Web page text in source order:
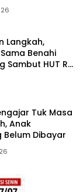
Langkah,
Benahi
Sambut HUT RI
Tuk Masa
Anak
Belum Dibayar